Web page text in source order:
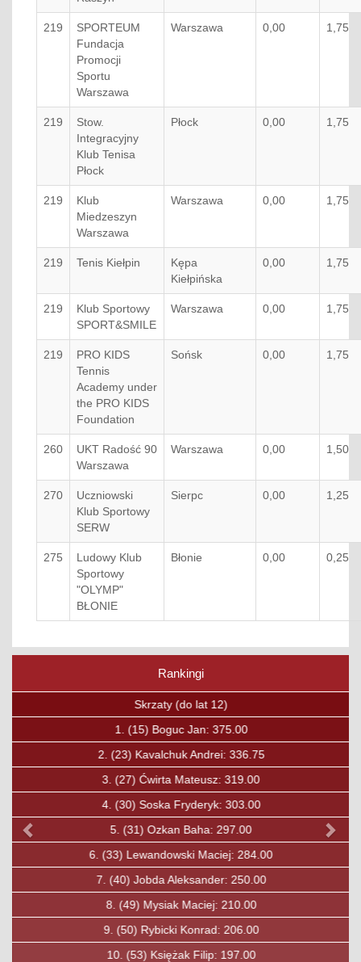
219
SPORTEUM
Fundacja
Promocji
Sportu
Warszawa
Warszawa 0,00 1,75
219
Stow.
Integracyjny
Klub Tenisa
Płock
Płock 0,00 1,75
219
Klub
Miedzeszyn
Warszawa
Warszawa 0,00 1,75
219 Tenis Kiełpin
Kępa
Kiełpińska
0,00 1,75
219
Klub Sportowy
SPORT&SMILE
Warszawa 0,00 1,75
219
PRO KIDS
Tennis
Academy under
the PRO KIDS
Foundation
Sońsk 0,00 1,75
260
UKT Radość 90
Warszawa
Warszawa 0,00 1,50
270
Uczniowski
Klub Sportowy
SERW
Sierpc 0,00 1,25
275
Ludowy Klub
Sportowy
"OLYMP"
BŁONIE
Błonie 0,00 0,25
Rankingi
Skrzaty (do lat 12)
1.
(15)Boguc Jan: 375.00
2. (23)Kavalchuk Andrei: 336.75
3. (27) Ćwirta Mateusz: 319.00
4. (30)Soska Fryderyk: 303.00
5. (31) Ozkan Baha: 297.00
6. (33) Lewandowski Maciej: 284.00
7. (40)Jobda Aleksander: 250.00
8. (49)Mysiak Maciej: 210.00
9. (50)Rybicki Konrad: 206.00
10. (53)Księżak Filip: 197.00